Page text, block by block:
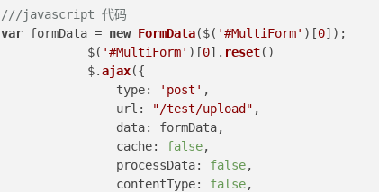
///javascript 代码
var formData = new FormData($( '#MultiForm' )[0]);
            $(
'#MultiForm' )[0]. reset()
            $.
ajax({
type: 'post' ,
url : "/test/upload" ,
data: formData,
cache: false,
processData: false,
contentType: false,